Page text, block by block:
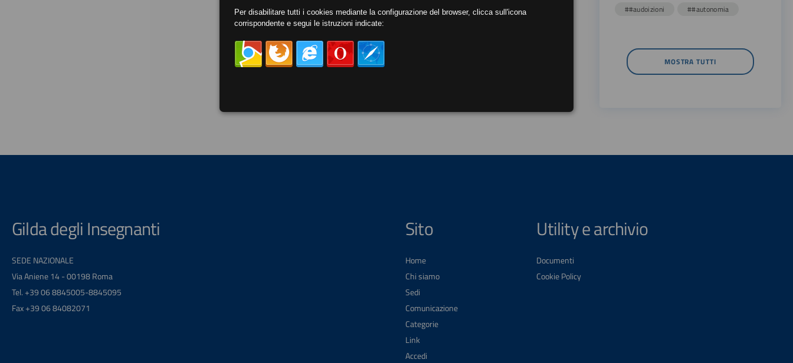
##audoizioni
##autonomia
MOSTRA TUTTI
Gilda degli Insegnanti
SEDE NAZIONALE
Via Aniene 14 - 00198 Roma
Tel. +39 06 8845005-8845095
Fax +39 06 84082071
Sito
Home
Chi siamo
Sedi
Comunicazione
Categorie
Link
Accedi
Utility e archivio
Documenti
Cookie Policy
Per disabilitare tutti i cookies mediante la configurazione del browser, clicca sull'icona
corrispondente e segui le istruzioni indicate: